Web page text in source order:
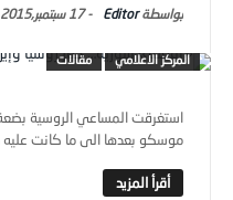
Editor
-17 سبتمبر,2015
المركز الاعلامي مقالات
استغرقت المساعي الروسية
موسكو بعدها الى ما كانت عليه